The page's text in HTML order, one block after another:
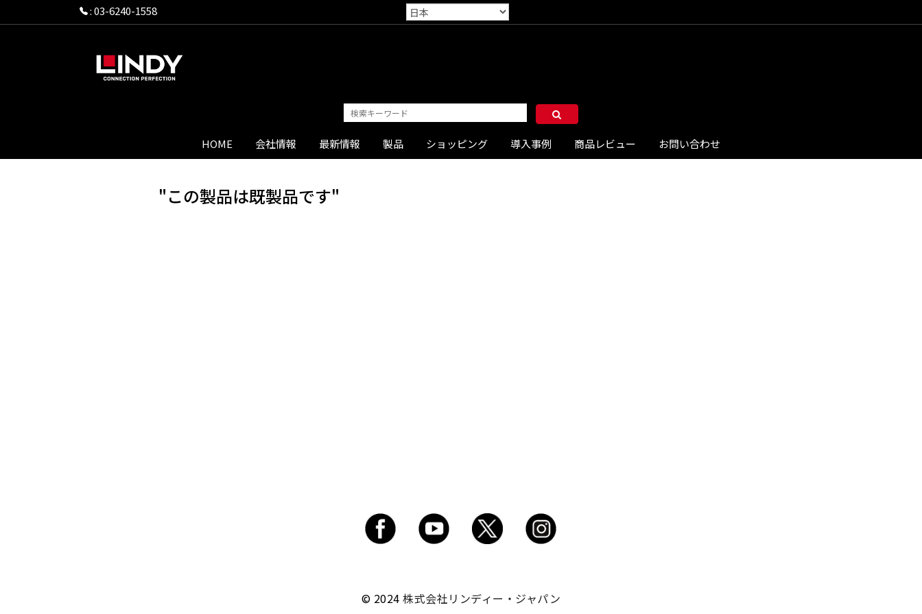
:03-6240-1558
HOME 会社情報 最新情報 製品 ショッピング 導入事例 商品レビュー お問い合わせ
"この製品は既製品です"
© 2024株式会社リンディー・ジャパン